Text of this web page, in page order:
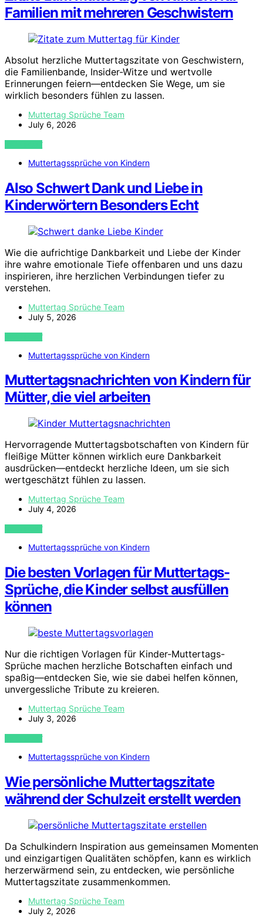
Familien mit mehreren Geschwistern
Absolut herzliche Muttertagszitate von Geschwistern,
die Familienbande, Insider-Witze und wertvolle
Erinnerungen feiern—entdecken Sie Wege, um sie
wirklich besonders fühlen zu lassen.
Muttertag Sprüche Team
July 6, 2026
VIEW POST
Muttertagssprüche von Kindern
Also Schwert Dank und Liebe in
Kinderwörtern Besonders Echt
Wie die aufrichtige Dankbarkeit und Liebe der Kinder
ihre wahre emotionale Tiefe offenbaren und uns dazu
inspirieren, ihre herzlichen Verbindungen tiefer zu
verstehen.
Muttertag Sprüche Team
July 5, 2026
VIEW POST
Muttertagssprüche von Kindern
Muttertagsnachrichten von Kindern für
Mütter, die viel arbeiten
Hervorragende Muttertagsbotschaften von Kindern für
fleißige Mütter können wirklich eure Dankbarkeit
ausdrücken—entdeckt herzliche Ideen, um sie sich
wertgeschätzt fühlen zu lassen.
Muttertag Sprüche Team
July 4, 2026
VIEW POST
Muttertagssprüche von Kindern
Die besten Vorlagen für Muttertags-
Sprüche, die Kinder selbst ausfüllen
können
Nur die richtigen Vorlagen für Kinder-Muttertags-
Sprüche machen herzliche Botschaften einfach und
spaßig—entdecken Sie, wie sie dabei helfen können,
unvergessliche Tribute zu kreieren.
Muttertag Sprüche Team
July 3, 2026
VIEW POST
Muttertagssprüche von Kindern
Wie persönliche Muttertagszitate
während der Schulzeit erstellt werden
Da Schulkindern Inspiration aus gemeinsamen Momenten
und einzigartigen Qualitäten schöpfen, kann es wirklich
herzerwärmend sein, zu entdecken, wie persönliche
Muttertagszitate zusammenkommen.
Muttertag Sprüche Team
July 2, 2026